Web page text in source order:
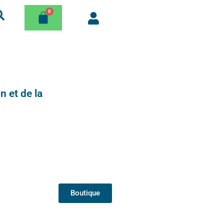
et de la
Boutique